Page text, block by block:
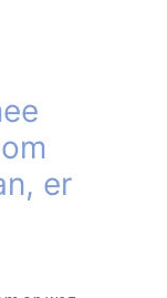
er